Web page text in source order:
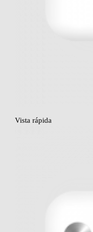
Vista rápida